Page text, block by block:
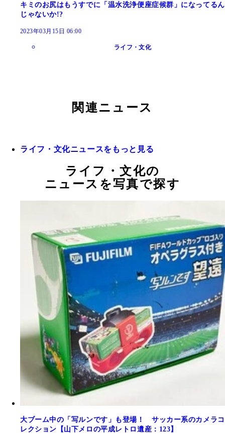
キミのお尻はもうすでに「温水洗浄便座症候群」になってるん
じゃないか!?
2023年03月15日 06:00
ライフ・文化
関連ニュース
ライフ・文化ニュースをもっと見る
ライフ・文化の
ニュースを写真で探す
大ブーム中の「写ルンです」も登場！ サッカー系のカメラコ
レクション【山下メロの平成レトロ遺産：123】